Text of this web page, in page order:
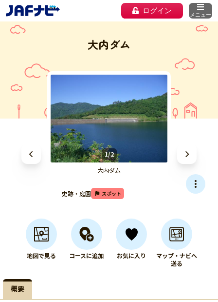
ログイン メニュー
大内ダム
1/2
大内ダム
史跡・庭園 スポット
地図で見る コースに追加 お気に入り
マップ・ナビへ
送る
概要